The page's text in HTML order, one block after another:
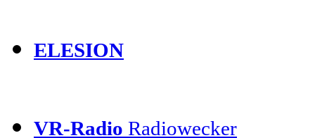
ELESION
VR-Radio Radiowecker